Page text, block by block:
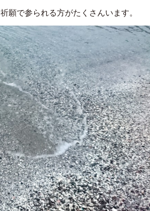
願で参られる方がたくさんいます。